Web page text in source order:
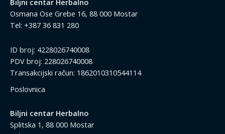
Biljni centar Herbalno
Osmana Ose Grebe 16, 88 000 Mostar
Tel: +387 36 831 280
ID broj: 4228026740008
PDV broj: 228026740008
Transakcijski račun: 1862010310544114
Poslovnica
Biljni centar Herbalno
Splitska 1, 88 000 Mostar